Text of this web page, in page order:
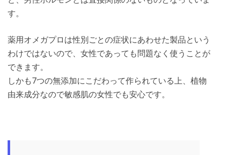
す。
薬用オメガプロは性別ごとの症状にあわせた製品という
わけではないので、女性であっても問題なく使うことが
できます。
しかも7つの無添加にこだわって作られている上、植物
由来成分なので敏感肌の女性でも安心です。